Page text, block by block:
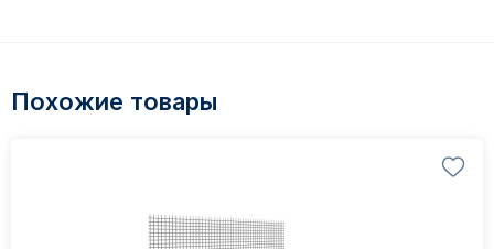
Похожие товары